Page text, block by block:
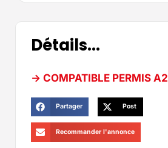
Détails...
-> COMPATIBLE PERMIS A2
Partager Post
Recommander l'annonce